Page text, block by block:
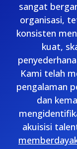
sangat
organisasi,
konsisten
kuat,
Kami telah
pengalaman
dan
akuisisi